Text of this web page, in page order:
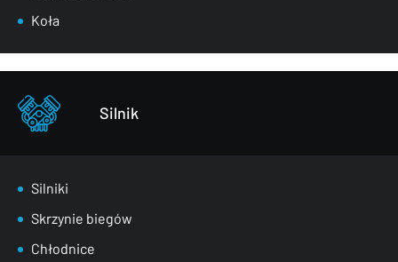
Pasy przednie
Zderzaki
Pozostałe – części karoserii
Koła
Silnik
Silniki
Skrzynie biegów
Chłodnice